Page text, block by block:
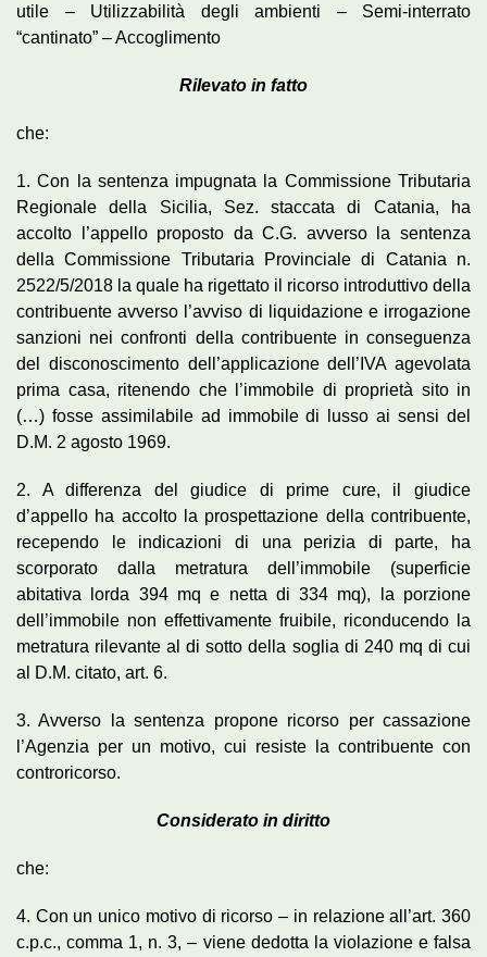
utile – Utilizzabilità degli ambienti – Semi-interrato
“cantinato” – Accoglimento
Rilevato in fatto
che:
1. Con la sentenza impugnata la Commissione Tributaria
Regionale della Sicilia, Sez. staccata di Catania, ha
accolto l’appello proposto da C.G. avverso la sentenza
della Commissione Tributaria Provinciale di Catania n.
2522/5/2018 la quale ha rigettato il ricorso introduttivo della
contribuente avverso l’avviso di liquidazione e irrogazione
sanzioni nei confronti della contribuente in conseguenza
del disconoscimento dell’applicazione dell’IVA agevolata
prima casa, ritenendo che l’immobile di proprietà sito in
(…) fosse assimilabile ad immobile di lusso ai sensi del
D.M. 2 agosto 1969.
2. A differenza del giudice di prime cure, il giudice
d’appello ha accolto la prospettazione della contribuente,
recependo le indicazioni di una perizia di parte, ha
scorporato dalla metratura dell’immobile (superficie
abitativa lorda 394 mq e netta di 334 mq), la porzione
dell’immobile non effettivamente fruibile, riconducendo la
metratura rilevante al di sotto della soglia di 240 mq di cui
al D.M. citato, art. 6.
3. Avverso la sentenza propone ricorso per cassazione
l’Agenzia per un motivo, cui resiste la contribuente con
controricorso.
Considerato in diritto
che:
4. Con un unico motivo di ricorso – in relazione all’art. 360
c.p.c., comma 1, n. 3, – viene dedotta la violazione e falsa